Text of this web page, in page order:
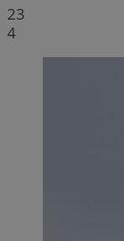
23
4